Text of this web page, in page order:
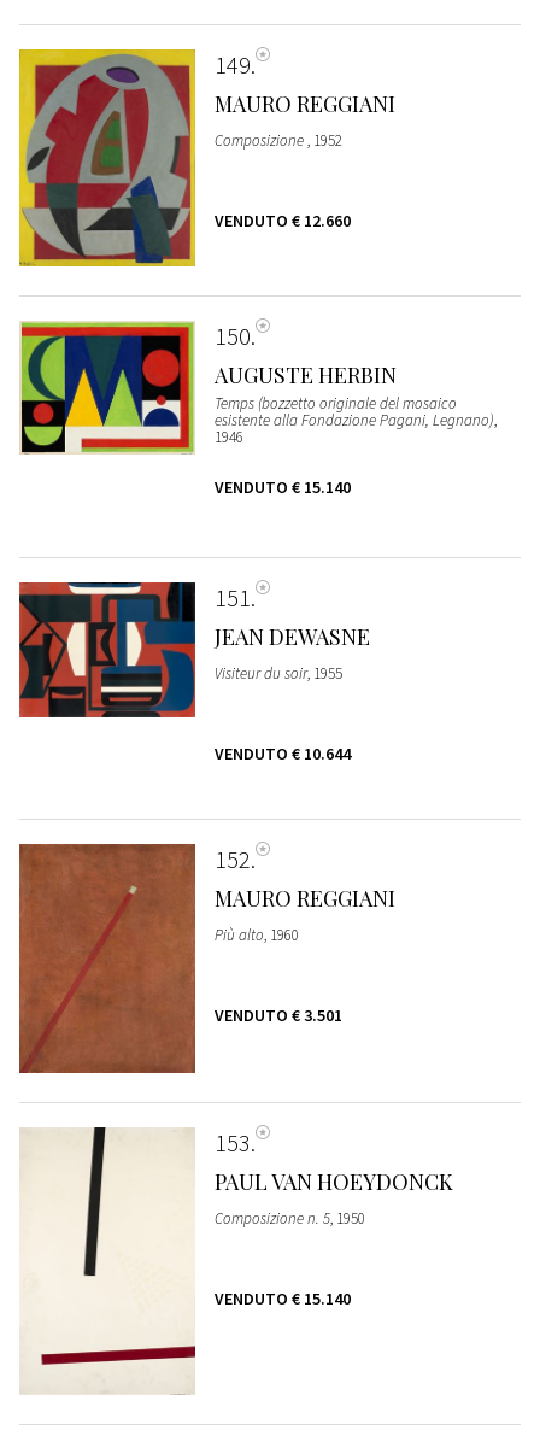
149
MAURO REGGIANI
Composizione, 1952
VENDUTO € 12.660
150
AUGUSTE HERBIN
Temps (bozzetto originale del mosaico
esistente alla Fondazione Pagani, Legnano),
1946
VENDUTO € 15.140
151
JEAN DEWASNE
Visiteur du soir, 1955
VENDUTO € 10.644
152
MAURO REGGIANI
Più alto, 1960
VENDUTO € 3.501
153
PAUL VAN HOEYDONCK
Composizione n. 5, 1950
VENDUTO € 15.140